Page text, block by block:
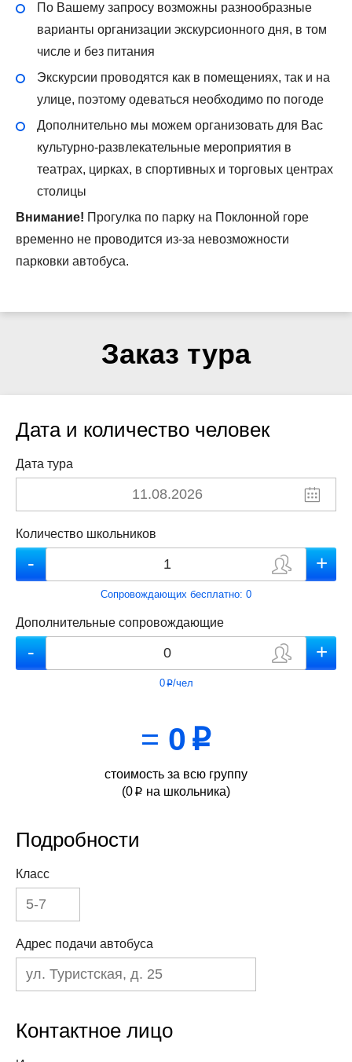
По Вашему запросу возможны разнообразные
варианты организации экскурсионного дня, в том
числе и без питания
Экскурсии проводятся как в помещениях, так и на
улице, поэтому одеваться необходимо по погоде
Дополнительно мы можем организовать для Вас
культурно-развлекательные мероприятия в
театрах, цирках, в спортивных и торговых центрах
столицы
Внимание! Прогулка по парку на Поклонной горе
временно не проводится из-за невозможности
парковки автобуса.
Заказ тура
Дата и количество человек
Дата тура
Количество школьников
Сопровождающих бесплатно: 0
Дополнительные сопровождающие
0p/чел
= 0 p
стоимость за всю группу
(0 p на школьника)
Подробности
Класс
Адрес подачи автобуса
Контактное лицо